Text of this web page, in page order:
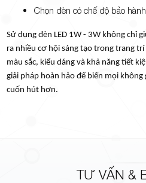
Chọn đèn có chế độ bảo
Sử dụng đèn LED 1W - 3W không chỉ
ra nhiều cơ hội sáng tạo trong trang
màu sắc, kiểu dáng và khả năng tiết
giải pháp hoàn hảo để biến mọi
cuốn hút hơn.
TƯ VẤN &